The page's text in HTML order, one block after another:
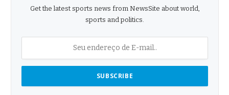
Get the latest sports news from NewsSite about world,
sports and politics.